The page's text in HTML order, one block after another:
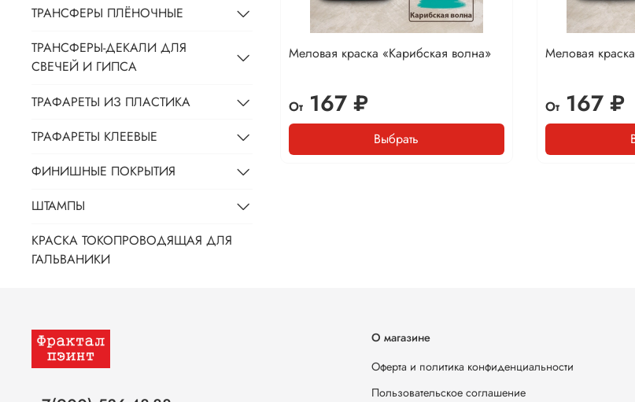
Меловая краска «Карибская волна»
От167 ₽
Выбрать
Меловая
От167 ₽
ТРАНСФЕРЫ ПЛЁНОЧНЫЕ
ТРАНСФЕРЫ-ДЕКАЛИ ДЛЯ
СВЕЧЕЙ И ГИПСА
ТРАФАРЕТЫ ИЗ ПЛАСТИКА
ТРАФАРЕТЫ КЛЕЕВЫЕ
ФИНИШНЫЕ ПОКРЫТИЯ
ШТАМПЫ
КРАСКА ТОКОПРОВОДЯЩАЯ ДЛЯ
ГАЛЬВАНИКИ
О магазине
Оферта и политика конфиденциальности
Пользовательское соглашение